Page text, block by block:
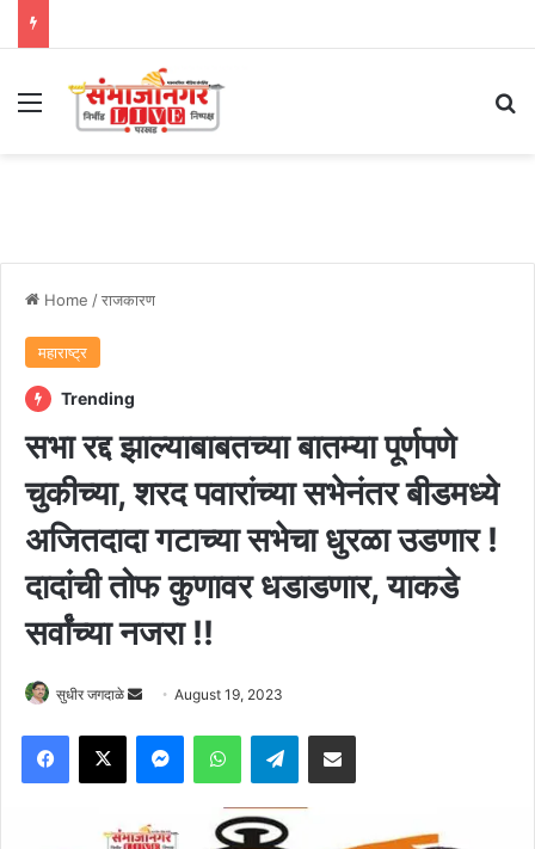
Menu
Home /राजकारण
महाराष्ट्र
Trending
सभा रद्द झाल्याबाबतच्या बातम्या पूर्णपणे
चुकीच्या, शरद पवारांच्या सभेनंतर बीडमध्ये
अजितदादा गटाच्या सभेचा धुरळा उडणार !
दादांची तोफ कुणावर धडाडणार, याकडे
सर्वांच्या नजरा !!
सुधीर जगदाळे
Send
email
August 19, 2023
Facebook
X MessengerWhatsAppTelegramShare via Email